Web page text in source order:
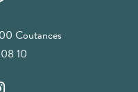
Coutances
10